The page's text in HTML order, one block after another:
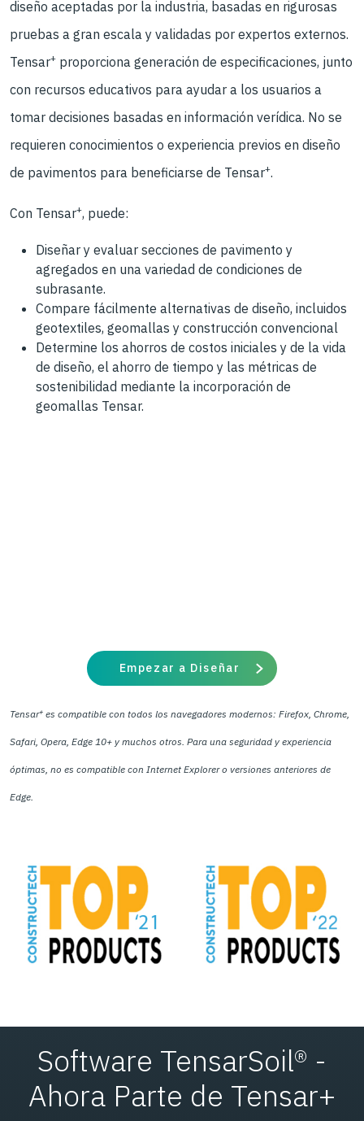
diseño aceptadas por la industria, basadas en rigurosas
pruebas a gran escala y validadas por expertos externos.
Tensar+ proporciona generación de especificaciones, junto
con recursos educativos para ayudar a los usuarios a
tomar decisiones basadas en información verídica. No se
requieren conocimientos o experiencia previos en diseño
de pavimentos para beneficiarse de Tensar+.
Con Tensar+, puede:
Diseñar y evaluar secciones de pavimento y
agregados en una variedad de condiciones de
subrasante.
Compare fácilmente alternativas de diseño, incluidos
geotextiles, geomallas y construcción convencional
Determine los ahorros de costos iniciales y de la vida
de diseño, el ahorro de tiempo y las métricas de
sostenibilidad mediante la incorporación de
geomallas Tensar.
Empezar a Diseñar
Tensar+ es compatible con todos los navegadores modernos: Firefox, Chrome,
Safari, Opera, Edge 10+ y muchos otros. Para una seguridad y experiencia
óptimas, no es compatible con Internet Explorer o versiones anteriores de
Edge.
Software TensarSoil® -
Ahora Parte de Tensar+